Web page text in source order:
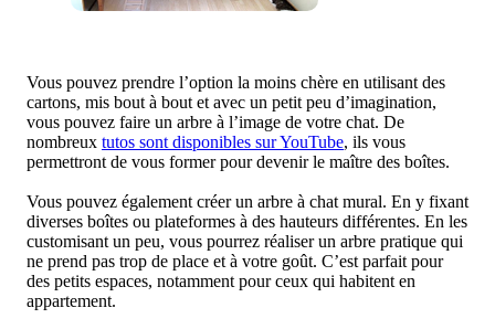
Vous pouvez prendre l’option la moins chère en utilisant des
cartons, mis bout à bout et avec un petit peu d’imagination,
vous pouvez faire un arbre à l’image de votre chat. De
nombreux tutos sont disponibles sur YouTube, ils vous
permettront de vous former pour devenir le maître des boîtes.
Vous pouvez également créer un arbre à chat mural. En y fixant
diverses boîtes ou plateformes à des hauteurs différentes. En les
customisant un peu, vous pourrez réaliser un arbre pratique qui
ne prend pas trop de place et à votre goût. C’est parfait pour
des petits espaces, notamment pour ceux qui habitent en
appartement.